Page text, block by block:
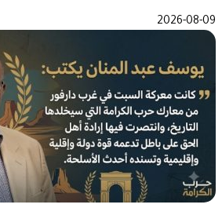
2026-08-09